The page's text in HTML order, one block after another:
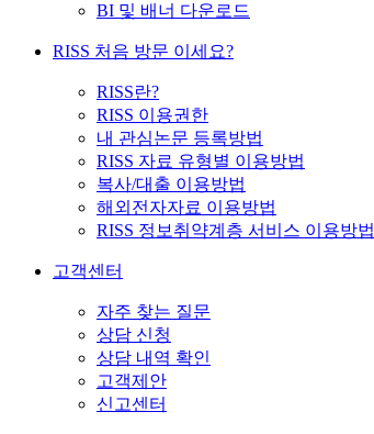
BI 및 배너 다운로드
RISS 처음 방문 이세요?
RISS란?
RISS 이용권한
내 관심논문 등록방법
RISS 자료 유형별 이용방법
복사/대출 이용방법
해외전자자료 이용방법
RISS 정보취약계층 서비스 이용방법
고객센터
자주 찾는 질문
상담 신청
상담 내역 확인
고객제안
신고센터